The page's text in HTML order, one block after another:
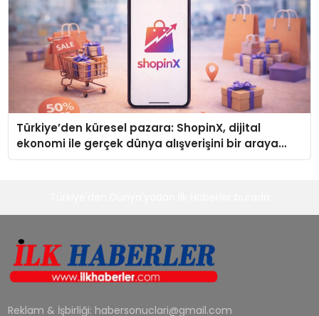
Türkiye’den küresel pazara: ShopinX, dijital
ekonomi ile gerçek dünya alışverişini bir araya
getirmeyi hedefliyor
Reklam & İşbirliği: habersonuclari@gmail.com